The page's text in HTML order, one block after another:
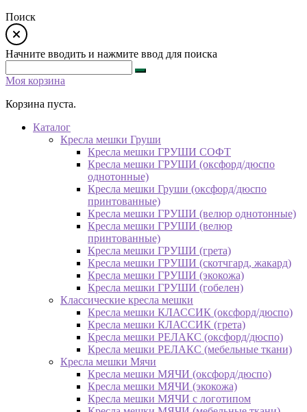
Поиск
Начните вводить и нажмите ввод для поиска
Моя корзина
Корзина пуста.
Каталог
Кресла мешки Груши
Кресла мешки ГРУШИ СОФТ
Кресла мешки ГРУШИ (оксфорд/дюспо
однотонные)
Кресла мешки Груши (оксфорд/дюспо
принтованные)
Кресла мешки ГРУШИ (велюр однотонные)
Кресла мешки ГРУШИ (велюр
принтованные)
Кресла мешки ГРУШИ (грета)
Кресла мешки ГРУШИ (скотчгард, жакард)
Кресла мешки ГРУШИ (экокожа)
Кресла мешки ГРУШИ (гобелен)
Классические кресла мешки
Кресла мешки КЛАССИК (оксфорд/дюспо)
Кресла мешки КЛАССИК (грета)
Креслa мешки РЕЛАКС (оксфорд/дюспо)
Креслa мешки РЕЛАКС (мебельные ткани)
Кресла мешки Мячи
Кресла мешки МЯЧИ (оксфорд/дюспо)
Кресла мешки МЯЧИ (экокожа)
Кресла мешки МЯЧИ с логотипом